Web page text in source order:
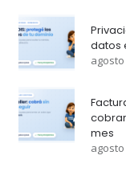
datos
agosto
mes
agosto